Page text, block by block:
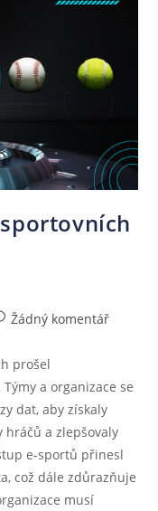
Žádný komentář
prošel
a organizace se
dat, aby získaly
hráčů a zlepšovaly
e-sportů přinesl
což dále zdůrazňuje
musí